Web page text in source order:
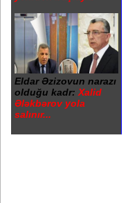
Eldar Əzizovun narazı
olduğu kadr: Xalid
Ələkbərov yola
salınır...